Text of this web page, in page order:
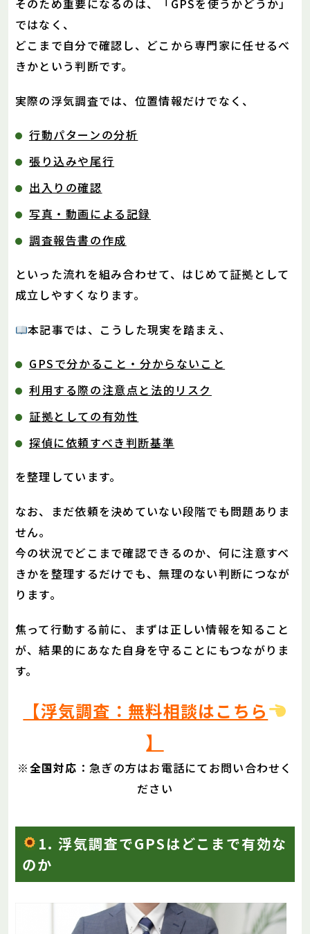
そのため重要になるのは、「GPSを使うかどうか」
ではなく、
どこまで自分で確認し、どこから専門家に任せるべ
きかという判断です。
実際の浮気調査では、位置情報だけでなく、
行動パターンの分析
張り込みや尾行
出入りの確認
写真・動画による記録
調査報告書の作成
といった流れを組み合わせて、はじめて証拠として
成立しやすくなります。
本記事では、こうした現実を踏まえ、
GPSで分かること・分からないこと
利用する際の注意点と法的リスク
証拠としての有効性
探偵に依頼すべき判断基準
を整理しています。
なお、まだ依頼を決めていない段階でも問題ありま
せん。
今の状況でどこまで確認できるのか、何に注意すべ
きかを整理するだけでも、無理のない判断につなが
ります。
焦って行動する前に、まずは正しい情報を知ること
が、結果的にあなた自身を守ることにもつながりま
す。
【浮気調査：無料相談はこちら
】
※全国対応 ：急ぎの方はお電話にてお問い合わせく
ださい
1. 浮気調査でGPSはどこまで有効な
のか